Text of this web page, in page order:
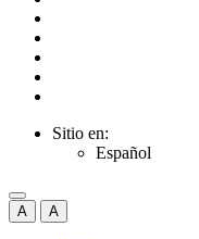
Sitio en:
Español
A A